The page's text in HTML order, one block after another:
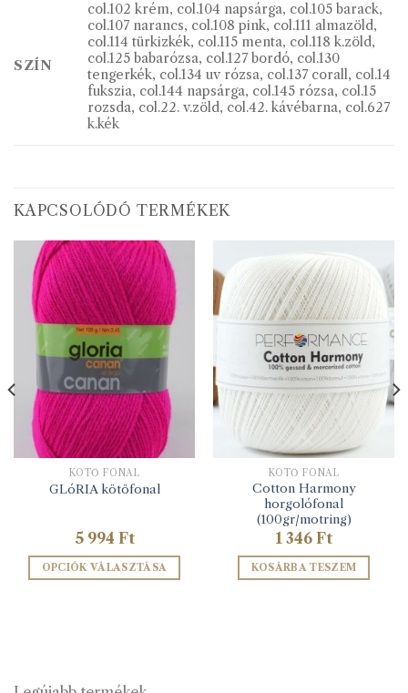
SZÍN
col.102 krém, col.104 napsárga, col.105 barack,
col.107 narancs, col.108 pink, col.111 almazöld,
col.114 türkizkék, col.115 menta, col.118 k.zöld,
col.125 babarózsa, col.127 bordó, col.130
tengerkék, col.134 uv rózsa, col.137 corall, col.14
fukszia, col.144 napsárga, col.145 rózsa, col.15
rozsda, col.22. v.zöld, col.42. kávébarna, col.627
k.kék
KAPCSOLÓDÓ TERMÉKEK
KÖTŐ FONAL
GLóRIA kötöfonal
5 994 Ft
OPCIÓK VÁLASZTÁSA
van.
KÖTŐ FONAL
Cotton Harmony
horgolófonal
(100gr/motring)
1 346 Ft
KOSÁRBA TESZEM